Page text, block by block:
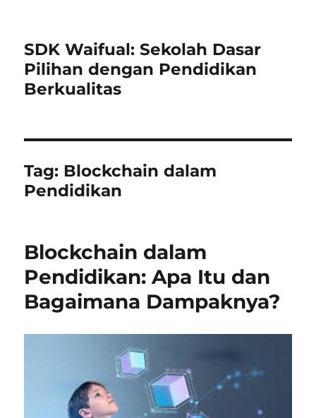
SDK Waifual: Sekolah Dasar
Pilihan dengan Pendidikan
Berkualitas
Tag: Blockchain dalam
Pendidikan
Blockchain dalam
Pendidikan: Apa Itu dan
Bagaimana Dampaknya?